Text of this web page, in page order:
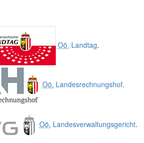
Oö. Landtag.
Oö. Landesrechnungshof.
Oö. Landesverwaltungsgericht.